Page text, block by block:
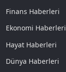
Finans Haberleri
Ekonomi Haberleri
Hayat Haberleri
Dünya Haberleri